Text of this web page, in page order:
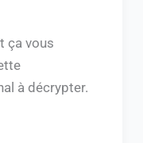
ça vous
à décrypter.